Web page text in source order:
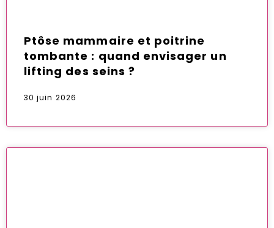
Ptôse mammaire et poitrine
tombante : quand envisager un
lifting des seins ?
30 juin 2026